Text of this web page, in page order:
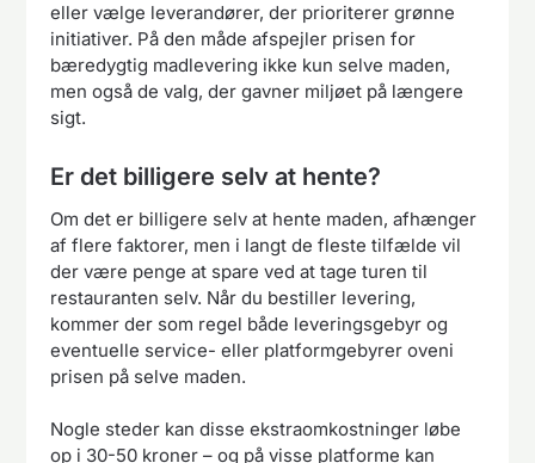
eller vælge leverandører, der prioriterer grønne
initiativer. På den måde afspejler prisen for
bæredygtig madlevering ikke kun selve maden,
men også de valg, der gavner miljøet på længere
sigt.
Er det billigere selv at hente?
Om det er billigere selv at hente maden, afhænger
af flere faktorer, men i langt de fleste tilfælde vil
der være penge at spare ved at tage turen til
restauranten selv. Når du bestiller levering,
kommer der som regel både leveringsgebyr og
eventuelle service- eller platformgebyrer oveni
prisen på selve maden.
Nogle steder kan disse ekstraomkostninger løbe
op i 30-50 kroner – og på visse platforme kan